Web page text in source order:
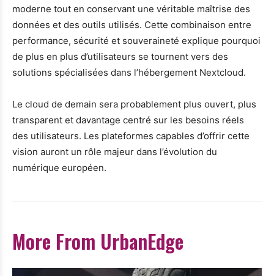
moderne tout en conservant une véritable maîtrise des
données et des outils utilisés. Cette combinaison entre
performance, sécurité et souveraineté explique pourquoi
de plus en plus d’utilisateurs se tournent vers des
solutions spécialisées dans l’hébergement Nextcloud.
Le cloud de demain sera probablement plus ouvert, plus
transparent et davantage centré sur les besoins réels
des utilisateurs. Les plateformes capables d’offrir cette
vision auront un rôle majeur dans l’évolution du
numérique européen.
More From UrbanEdge